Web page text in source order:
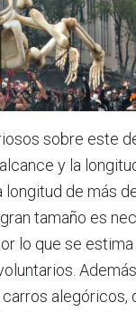
sobre este
y la
longitud de más
tamaño es
lo que se
alegóricos,